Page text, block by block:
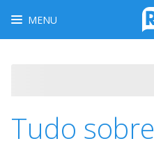
MENU
Tudo sobre